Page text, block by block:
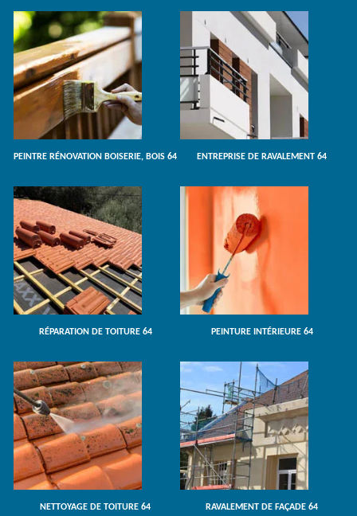
PEINTRE RÉNOVATION BOISERIE, BOIS 64 ENTREPRISE DE RAVALEMENT 64
RÉPARATION DE TOITURE 64 PEINTURE INTÉRIEURE 64
NETTOYAGE DE TOITURE 64 RAVALEMENT DE FAÇADE 64